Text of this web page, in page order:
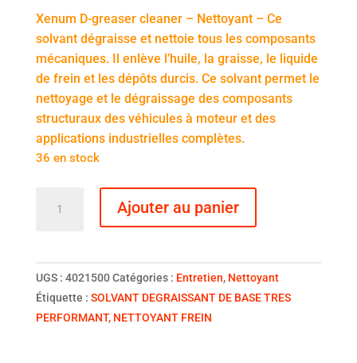
Xenum D-greaser cleaner – Nettoyant – Ce
solvant dégraisse et nettoie tous les composants
mécaniques. Il enlève l’huile, la graisse, le liquide
de frein et les dépôts durcis. Ce solvant permet le
nettoyage et le dégraissage des composants
structuraux des véhicules à moteur et des
applications industrielles complètes.
36 en stock
greaser
cleaner
-
Ajouter au panier
UGS : 4021500 Catégories : Entretien, Nettoyant
Étiquette : SOLVANT DEGRAISSANT DE BASE TRES
PERFORMANT, NETTOYANT FREIN